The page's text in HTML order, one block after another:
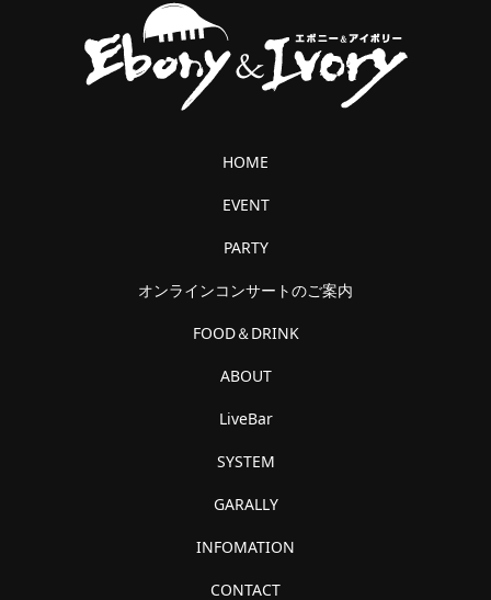
HOME
EVENT
PARTY
オンラインコンサートのご案内
FOOD＆DRINK
ABOUT
LiveBar
SYSTEM
GARALLY
INFOMATION
CONTACT